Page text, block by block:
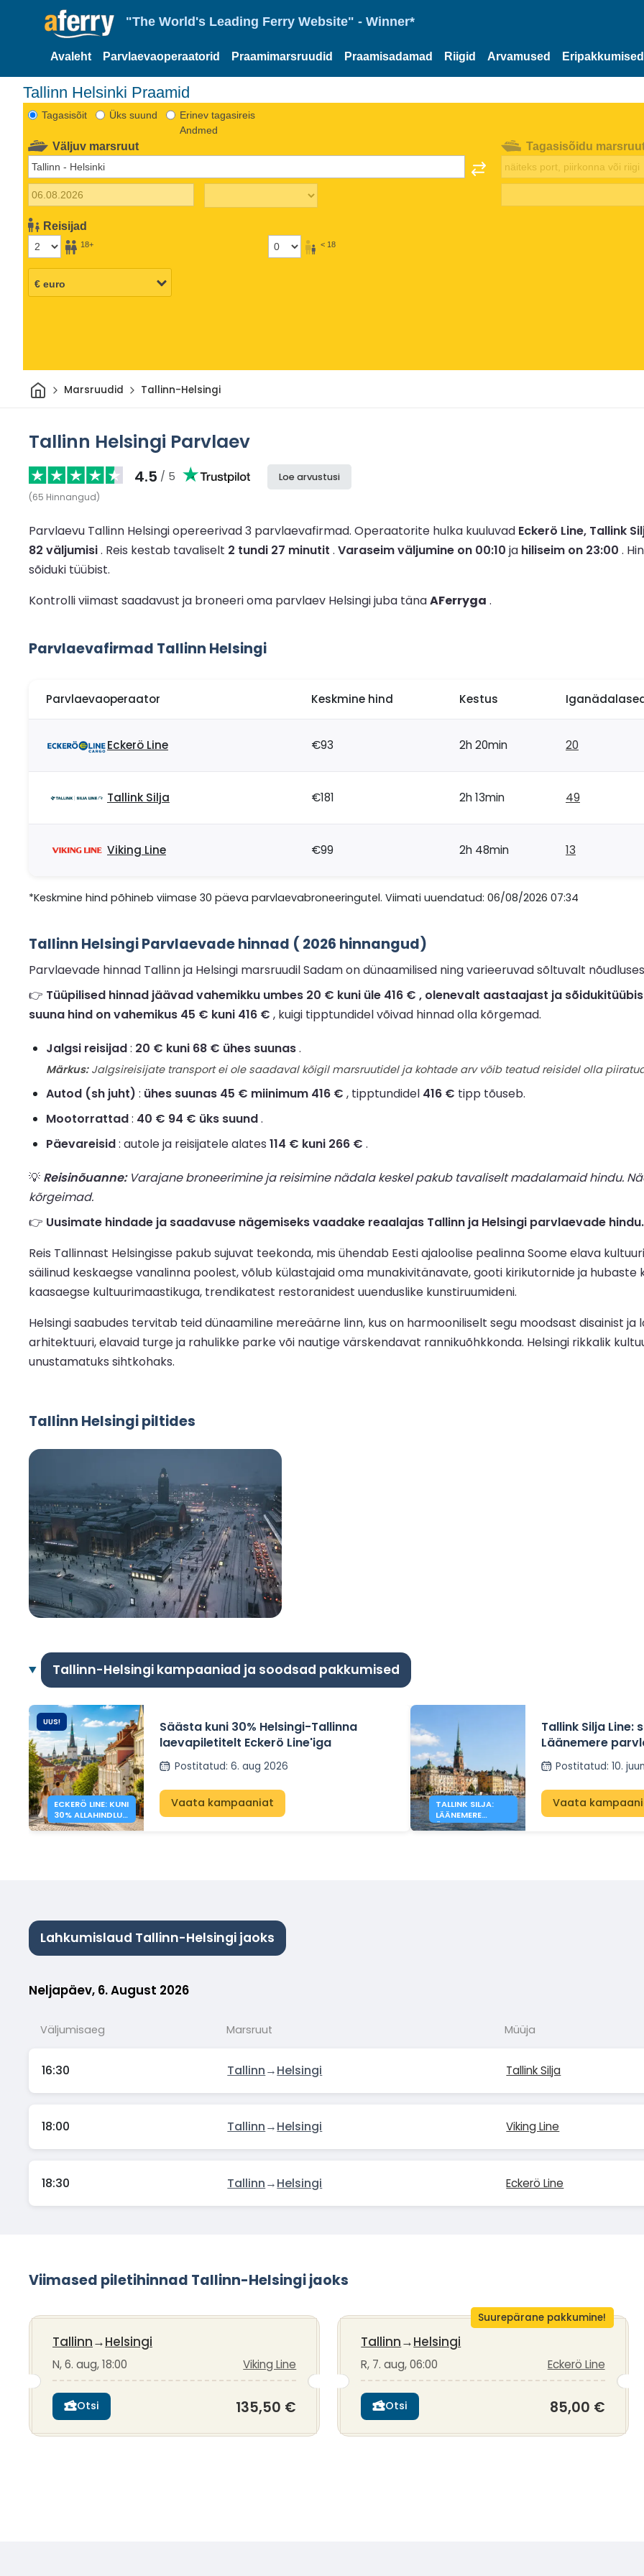
"The World's Leading Ferry Website" - Winner*
Avaleht Parvlaevaoperaatorid Praamimarsruudid Praamisadamad Riigid Arvamused Eripakkumised
Tallinn Helsinki Praamid
Tagasisõit Üks suund
Erinev tagasireis
Andmed
Väljuv marsruut
Reisijad
18+ < 18
Tagasisõidu
Avaleht
Marsruudid Tallinn-Helsingi
Tallinn Helsingi Parvlaev
4.5 / 5
(65 Hinnangud)
Loe arvustusi
Parvlaevu Tallinn Helsingi opereerivad 3 parvlaevafirmad. Operaatorite hulka kuuluvad Eckerö Line, Tallink
82 väljumisi. Reis kestab tavaliselt 2 tundi 27 minutit . Varaseim väljumine on 00:10 ja hiliseim on 23:00 .
sõiduki tüübist.
Kontrolli viimast saadavust ja broneeri oma parvlaev Helsingi juba tänaAFerryga .
Parvlaevafirmad Tallinn Helsingi
Parvlaevaoperaator Keskmine hind Kestus
Eckerö Line €93 2h 20min 20
Tallink Silja €181 2h 13min 49
Viking Line €99 2h 48min 13
*Keskmine hind põhineb viimase 30 päeva parvlaevabroneeringutel. Viimati uuendatud: 06/08/2026 07:34
Tallinn Helsingi Parvlaevade hinnad ( 2026 hinnangud)
Parvlaevade hinnad Tallinn ja Helsingi marsruudil Sadam on dünaamilised ning varieeruvad sõltuvalt
👉 Tüüpilised hinnad jäävad vahemikku umbes 20 € kuni üle 416 € , olenevalt aastaajast ja
suuna hind on vahemikus 45 € kuni 416 € , kuigi tipptundidel võivad hinnad olla kõrgemad.
Jalgsi reisijad: 20 € kuni 68 € ühes suunas.
Märkus:Jalgsireisijate transport ei ole saadaval kõigil marsruutidel ja kohtade arv võib teatud reisidel olla
Autod (sh juht) : ühes suunas 45 € miinimum 416 € , tipptundidel 416 € tipp tõuseb.
Mootorrattad: 40 € 94 € üks suund.
Päevareisid: autole ja reisijatele alates 114 € kuni 266 € .
💡 Reisinõuanne:Varajane broneerimine ja reisimine nädala keskel pakub tavaliselt madalamaid hindu.
kõrgeimad.
👉 Uusimate hindade ja saadavuse nägemiseks vaadake reaalajas Tallinn ja Helsingi parvlaevade hindu.
Reis Tallinnast Helsingisse pakub sujuvat teekonda, mis ühendab Eesti ajaloolise pealinna Soome elava
säilinud keskaegse vanalinna poolest, võlub külastajaid oma munakivitänavate, gooti kirikutornide ja hubaste
kaasaegse kultuurimaastikuga, trendikatest restoranidest uuenduslike kunstiruumideni.
Helsingi saabudes tervitab teid dünaamiline mereäärne linn, kus on harmooniliselt segu moodsast disainist
arhitektuuri, elavaid turge ja rahulikke parke või nautige värskendavat rannikuõhkkonda. Helsingi rikkalik
unustamatuks sihtkohaks.
Tallinn Helsingi piltides
Tallinn-Helsingi kampaaniad ja soodsad pakkumised
UUS!
ECKERÖ LINE: KUNI
30% ALLAHINDLUS
HELSINGI –
Säästa kuni 30% Helsingi-Tallinna
laevapiletitelt Eckerö Line'iga
Postitatud: 6. aug 2026
Vaata kampaaniat
TALLINK SILJA:
LÄÄNEMERE
ÜLETAMISTELT
Tallink Silja Line:
Läänemere
Postitatud:10.
Vaata
Lahkumislaud Tallinn-Helsingi jaoks
Neljapäev, 6. August 2026
Väljumisaeg Marsruut Müüja
16:30 Tallinn→Helsingi Tallink Silja
18:00 Tallinn→Helsingi Viking Line
18:30 Tallinn→Helsingi Eckerö Line
Viimased piletihinnad Tallinn-Helsingi jaoks
Tallinn→Helsingi
N, 6. aug, 18:00 Viking Line
Otsi 135,50 €
Suurepärane pakkumine!
Tallinn→Helsingi
R, 7. aug, 06:00 Eckerö Line
Otsi 85,00 €